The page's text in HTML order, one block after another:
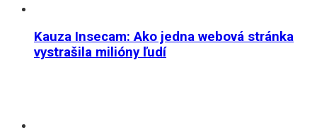
Kauza Insecam: Ako jedna webová stránka
vystrašila milióny ľudí